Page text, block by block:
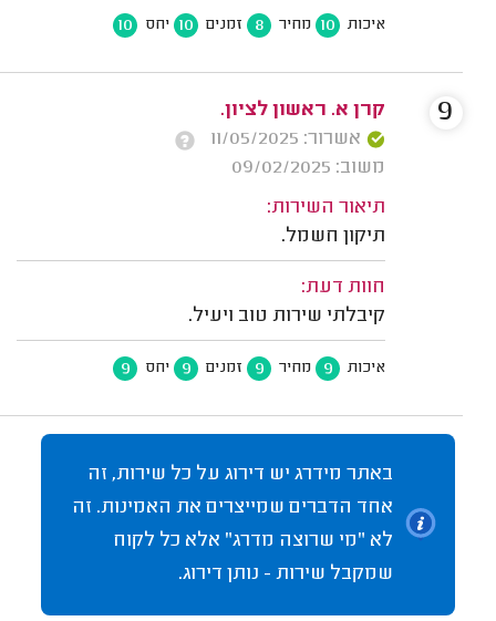
איכות 10 מחיר 8 זמנים 10 יחס 10
קרן א. ראשון לציון.
אשרור: 11/05/2025
משוב: 09/02/2025
תיאור השירות:
תיקון חשמל.
חוות דעת:
קיבלתי שירות טוב ויעיל.
איכות 9 מחיר 9 זמנים 9 יחס 9
9
באתר מידרג יש דירוג על כל שירות, זה
אחד הדברים שמייצרים את האמינות. זה
לא "מי שרוצה מדרג" אלא כל לקוח
שמקבל שירות - נותן דירוג.